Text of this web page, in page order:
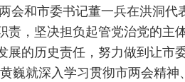
会和市委书记董一兵在洪洞
责，坚决担负起管党治党的主
展的历史责任，努力做到让市
巍就深入学习贯彻市两会精